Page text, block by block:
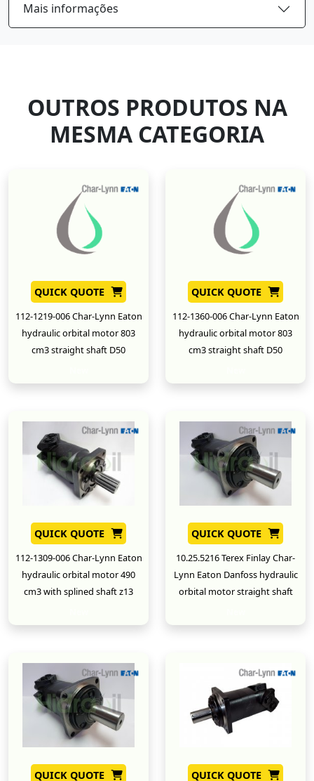
Mais informações
OUTROS PRODUTOS NA
MESMA CATEGORIA
QUICK QUOTE
112-1219-006 Char-Lynn Eaton
hydraulic orbital motor 803
cm3 straight shaft D50
QUICK QUOTE
112-1360-006 Char-Lynn Eaton
hydraulic orbital motor 803
cm3 straight shaft D50
QUICK QUOTE
112-1309-006 Char-Lynn Eaton
hydraulic orbital motor 490
cm3 with splined shaft z13
QUICK QUOTE
10.25.5216 Terex Finlay Char-
Lynn Eaton Danfoss hydraulic
orbital motor straight shaft
QUICK QUOTE QUICK QUOTE